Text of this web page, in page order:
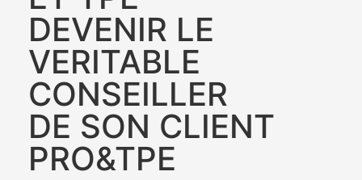
DEVENIR LE
VERITABLE
CONSEILLER
DE SON CLIENT
PRO&TPE